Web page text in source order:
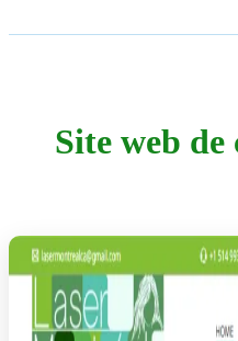
Site web